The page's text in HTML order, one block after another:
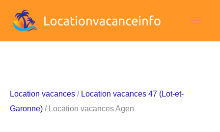
Location vacances / Location vacances 47 (Lot-et-
Garonne) / Location vacances Agen